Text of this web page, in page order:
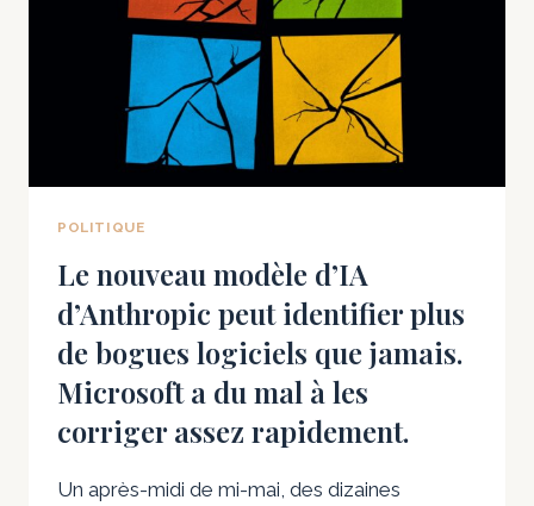
POLITIQUE
Le nouveau modèle d’IA
d’Anthropic peut identifier plus
de bogues logiciels que jamais.
Microsoft a du mal à les
corriger assez rapidement.
Un après-midi de mi-mai, des dizaines